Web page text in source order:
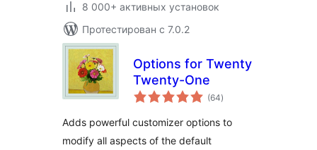
8 000+ активных установок
Протестирован с 7.0.2
Options for Twenty
Twenty-One
(64общий
рейтинг
)
Adds powerful customizer options to
modify all aspects of the default